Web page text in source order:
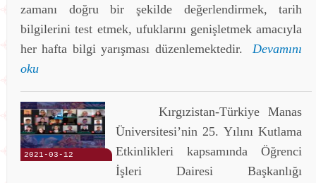
zamanı doğru bir şekilde değerlendirmek, tarih
bilgilerini test etmek, ufuklarını genişletmek amacıyla
her hafta bilgi yarışması düzenlemektedir. Devamını
oku
2021-03-12
Kırgızistan-Türkiye Manas
Üniversitesi’nin 25. Yılını Kutlama
Etkinlikleri kapsamında Öğrenci
İşleri Dairesi Başkanlığı